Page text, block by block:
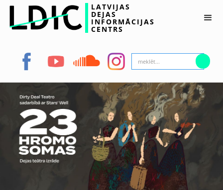
LATVIJAS
DEJAS
INFORMĀCIJAS
CENTRS